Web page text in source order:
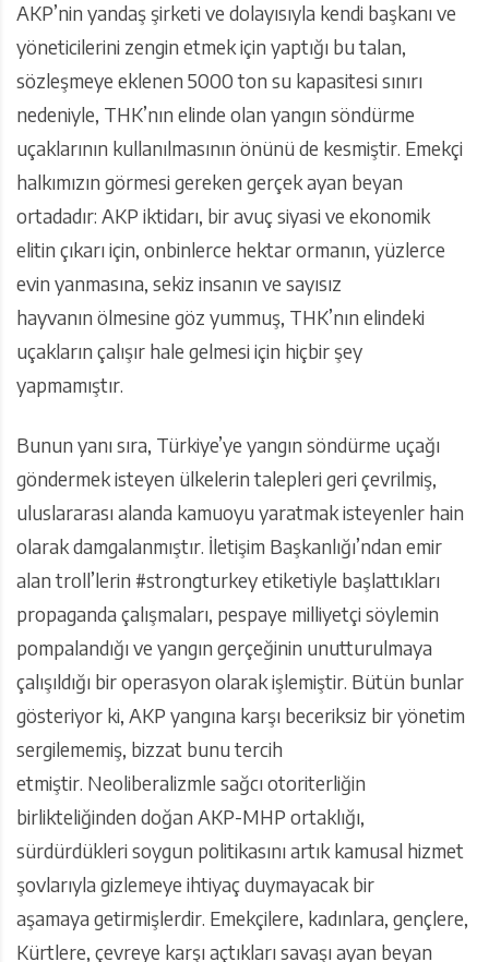
AKP’nin yandaş şirketi ve dolayısıyla kendi başkanı ve
yöneticilerini zengin etmek için yaptığı bu talan,
sözleşmeye eklenen 5000 ton su kapasitesi sınırı
nedeniyle, THK’nın elinde olan yangın söndürme
uçaklarının kullanılmasının önünü de kesmiştir. Emekçi
halkımızın görmesi gereken gerçek ayan beyan
ortadadır: AKP iktidarı, bir avuç siyasi ve ekonomik
elitin çıkarı için, onbinlerce hektar ormanın, yüzlerce
evin yanmasına, sekiz insanın ve sayısız
hayvanın ölmesine göz yummuş, THK’nın elindeki
uçakların çalışır hale gelmesi için hiçbir şey
yapmamıştır.
Bunun yanı sıra, Türkiye’ye yangın söndürme uçağı
göndermek isteyen ülkelerin talepleri geri çevrilmiş,
uluslararası alanda kamuoyu yaratmak isteyenler hain
olarak damgalanmıştır. İletişim Başkanlığı’ndan emir
alan troll’lerin #strongturkey etiketiyle başlattıkları
propaganda çalışmaları, pespaye milliyetçi söylemin
pompalandığı ve yangın gerçeğinin unutturulmaya
çalışıldığı bir operasyon olarak işlemiştir. Bütün bunlar
gösteriyor ki, AKP yangına karşı beceriksiz bir yönetim
sergilememiş, bizzat bunu tercih
etmiştir. Neoliberalizmle sağcı otoriterliğin
birlikteliğinden doğan AKP-MHP ortaklığı,
sürdürdükleri soygun politikasını artık kamusal hizmet
şovlarıyla gizlemeye ihtiyaç duymayacak bir
aşamaya getirmişlerdir. Emekçilere, kadınlara, gençlere,
Kürtlere, çevreye karşı açtıkları savaşı ayan beyan